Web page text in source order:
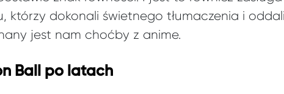
którzy dokonali świetnego tłumaczenia i
jest nam choćby z anime.
Ball po latach